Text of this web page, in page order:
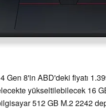
Gen 8'in ABD'deki fiyatı
yükseltilebilecek 16
512 GB M.2 2242